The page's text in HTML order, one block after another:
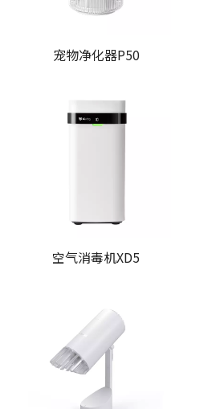
宠物净化器P50
空气消毒机XD5